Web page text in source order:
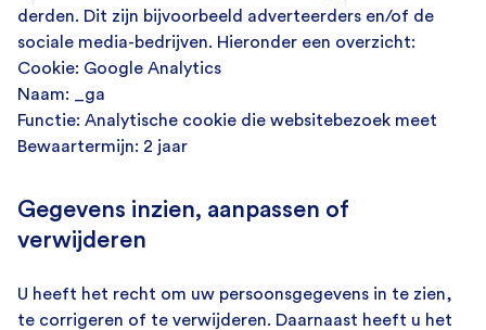
derden. Dit zijn bijvoorbeeld adverteerders en/of de
sociale media-bedrijven. Hieronder een overzicht:
Cookie: Google Analytics
Naam: _ga
Functie: Analytische cookie die websitebezoek meet
Bewaartermijn: 2 jaar
Gegevens inzien, aanpassen of
verwijderen
U heeft het recht om uw persoonsgegevens in te zien,
te corrigeren of te verwijderen. Daarnaast heeft u het